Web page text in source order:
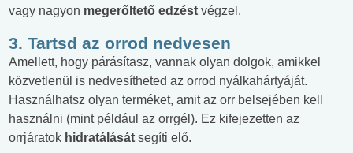
vagy nagyon megerőltető edzést végzel.
3. Tartsd az orrod nedvesen
Amellett, hogy párásítasz, vannak olyan dolgok, amikkel
közvetlenül is nedvesítheted az orrod nyálkahártyáját.
Használhatsz olyan terméket, amit az orr belsejében kell
használni (mint például az orrgél). Ez kifejezetten az
orrjáratok hidratálását segíti elő.